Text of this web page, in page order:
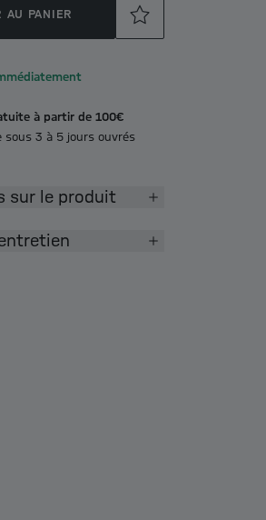
AU PANIER
à partir de 100€
sous 3 à 5 jours ouvrés
sur le produit